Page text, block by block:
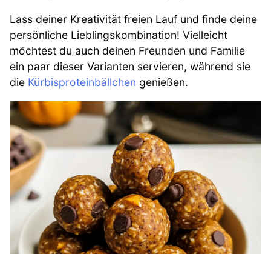
Lass deiner Kreativität freien Lauf und finde deine
persönliche Lieblingskombination! Vielleicht
möchtest du auch deinen Freunden und Familie
ein paar dieser Varianten servieren, während sie
die Kürbisproteinbällchen genießen.